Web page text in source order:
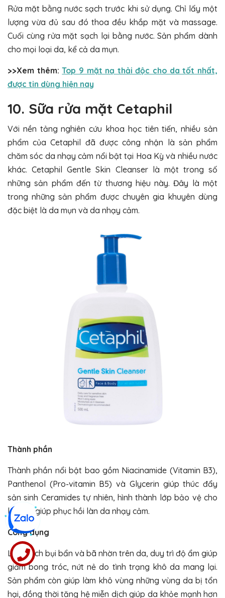
Rửa mặt bằng nước sạch trước khi sử dụng. Chỉ lấy một
lượng vừa đủ sau đó thoa đều khắp mặt và massage.
Cuối cùng rửa mặt sạch lại bằng nước. Sản phẩm dành
cho mọi loại da, kể cả da mụn.
>>Xem thêm:Top 9 mặt nạ thải độc cho da tốt nhất,
được tin dùng hiện nay
10. Sữa rửa mặt Cetaphil
Với nền tảng nghiên cứu khoa học tiên tiến, nhiều sản
phẩm của Cetaphil đã được công nhận là sản phẩm
chăm sóc da nhạy cảm nổi bật tại Hoa Kỳ và nhiều nước
khác. Cetaphil Gentle Skin Cleanser là một trong số
những sản phẩm đến từ thương hiệu này. Đây là một
trong những sản phẩm được chuyên gia khuyên dùng
đặc biệt là da mụn và da nhạy cảm.
Thành phần
Thành phần nổi bật bao gồm Niacinamide (Vitamin B3),
Panthenol (Pro-vitamin B5) và Glycerin giúp thúc đẩy
sản sinh Ceramides tự nhiên, hình thành lớp bảo vệ cho
làn da, giúp phục hồi làn da nhạy cảm.
Công dụng
Làm sạch bụi bẩn và bã nhờn trên da, duy trì độ ẩm giúp
giảm bong tróc, nứt nẻ do tình trạng khô da mang lại.
Sản phẩm còn giúp làm khô vùng những vùng da bị tổn
hại, đồng thời tăng hệ miễn dịch giúp da khỏe mạnh hơn